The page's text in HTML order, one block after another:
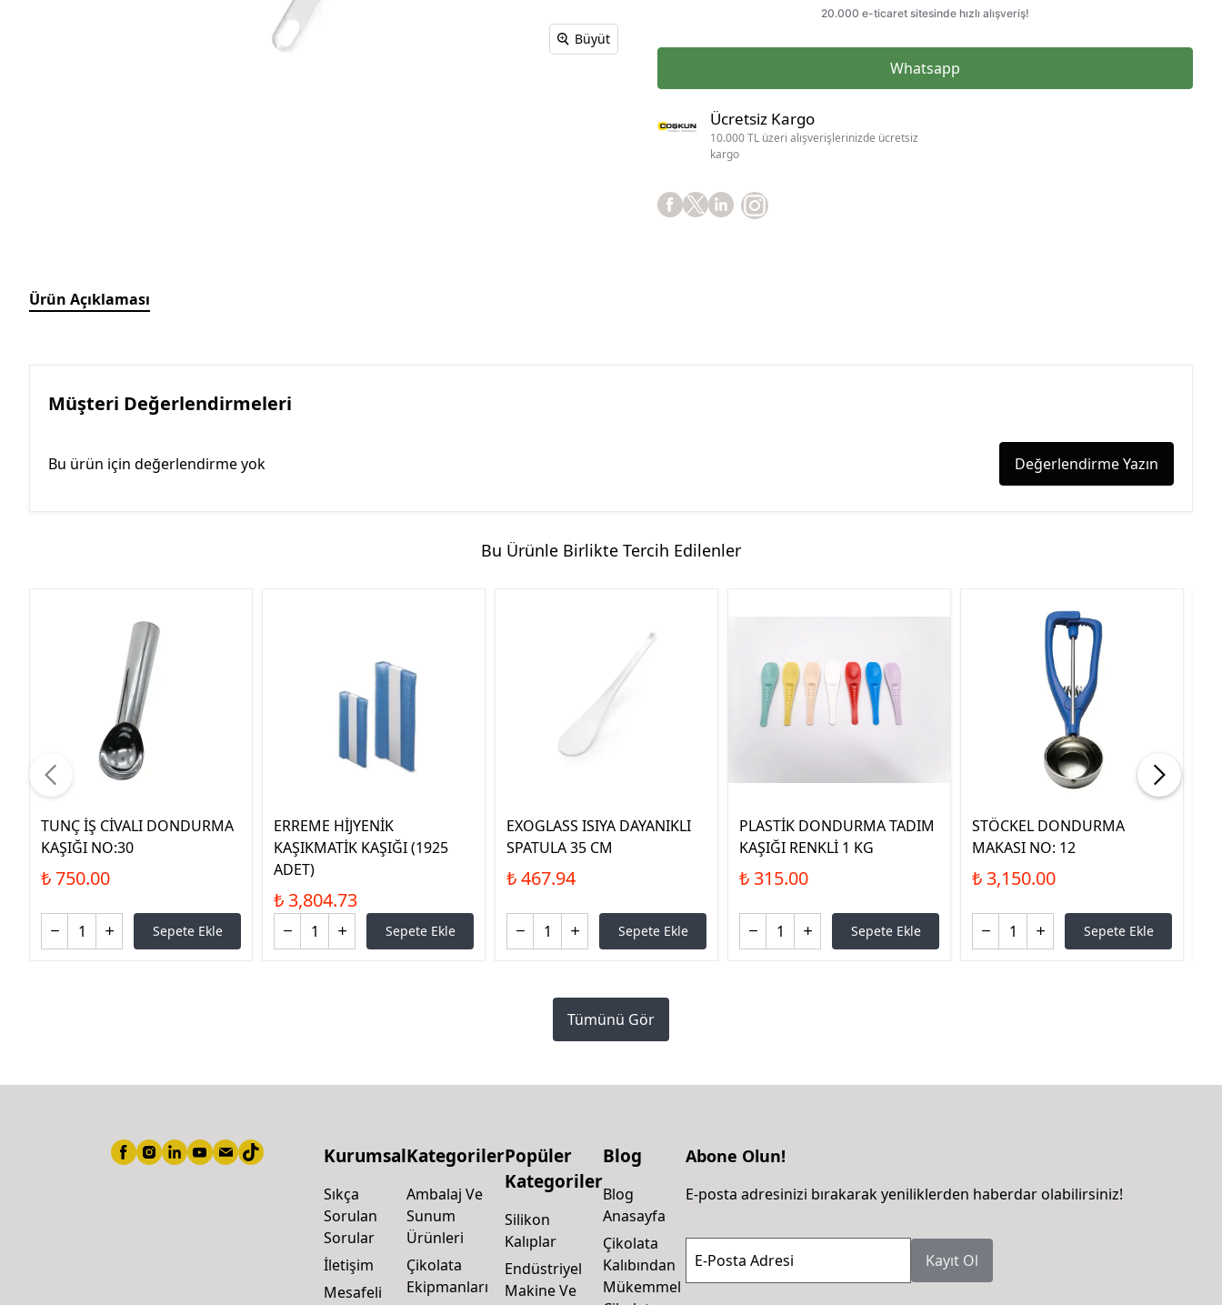
Büyüt
Whatsapp
Ücretsiz Kargo
10.000 TL üzeri alışverişlerinizde ücretsiz
kargo
Ürün Açıklaması
Müşteri Değerlendirmeleri
Bu ürün için değerlendirme yok Değerlendirme Yazın
Bu Ürünle Birlikte Tercih Edilenler
TUNÇ İŞ CİVALI DONDURMA
KAŞIĞI NO:30
₺ 750.00
Sepete Ekle
ERREME HİJYENİK
KAŞIKMATİK KAŞIĞI (1925
ADET)
₺ 3,804.73
Sepete Ekle
EXOGLASS ISIYA DAYANIKLI
SPATULA 35 CM
₺ 467.94
Sepete Ekle
PLASTİK DONDURMA TADIM
KAŞIĞI RENKLİ 1 KG
₺ 315.00
Sepete Ekle
STÖCKEL DONDURMA
MAKASI NO: 12
₺ 3,150.00
Sepete Ekle
Tümünü Gör
Kurumsal
Sıkça
Sorulan
Sorular
İletişim
Mesafeli
Kategoriler
Ambalaj Ve
Sunum
Ürünleri
Çikolata
Ekipmanları
Popüler
Kategoriler
Silikon
Kalıplar
Endüstriyel
Makine Ve
Blog
Blog
Anasayfa
Çikolata
Kalıbından
Mükemmel
Abone Olun!
E-posta adresinizi bırakarak yeniliklerden haberdar olabilirsiniz!
E-Posta Adresi Kayıt Ol